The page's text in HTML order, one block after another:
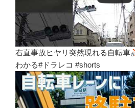
右直事故ヒヤリ突然現れる自転車
わかる#ドラレコ #shorts